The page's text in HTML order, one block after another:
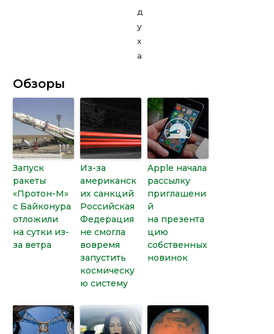
Обзоры
Запуск
ракеты
«Протон-М»
с Байконура
отложили
на сутки из-
за ветра
Из-за
американск
их санкций
Российская
Федерация
не смогла
вовремя
запустить
космическу
ю систему
Apple начала
рассылку
приглашени
й
на презента
цию
собственных
новинок